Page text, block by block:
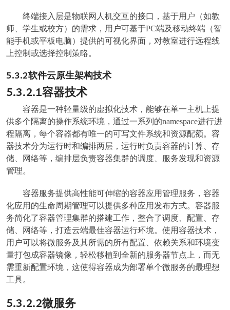
终端接入层是物联网人机交互的接口，基于用户（如教
师、学生或校方）的需求，用户可基于PC端及移动终端（智
能手机或平板电脑）提供的可视化界面，对教室进行远程线
上控制或选择控制策略。
5.3.2软件云原生架构技术
5.3.2.1容器技术
容器是一种轻量级的虚拟化技术，能够在单一主机上提
供多个隔离的操作系统环境，通过一系列的namespace进行进
程隔离，每个容器都有唯一的可写文件系统和资源配额。容
器技术分为运行时和编排两层，运行时负责容器的计算、存
储、网络等，编排层负责容器集群的调度、服务发现和资源
管理。
容器服务提供高性能可伸缩的容器应用管理服务，容器
化应用的生命周期管理可以提供多种应用发布方式。容器服
务简化了容器管理集群的搭建工作，整合了调度、配置、存
储、网络等，打造云端最佳容器运行环境。使用容器技术，
用户可以将微服务及其所需的所有配置、依赖关系和环境变
量打包成容器镜像，轻松移植到全新的服务器节点上，而无
需重新配置环境，这使得容器成为部署单个微服务的最理想
工具。
5.3.2.2微服务